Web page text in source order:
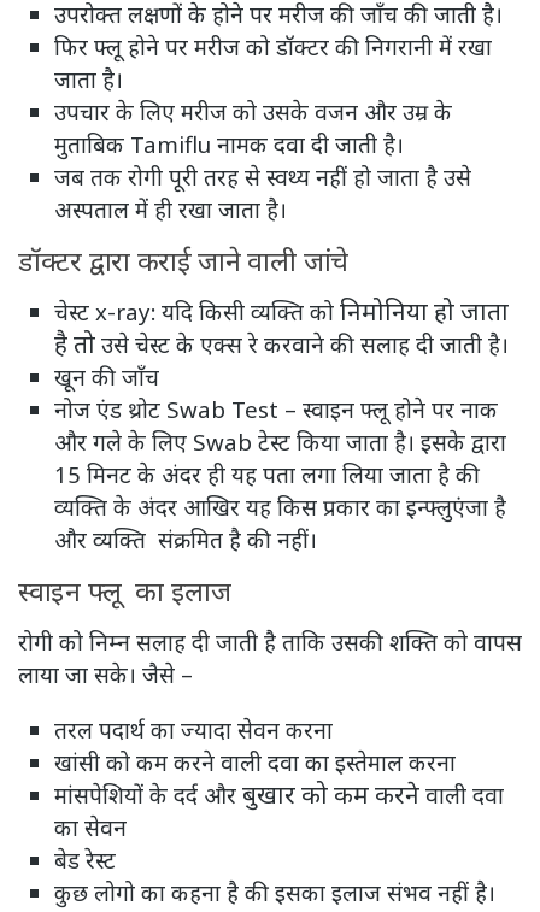
उपरोक्त लक्षणों के होने पर मरीज की जाँच की जाती है।
फिर फ्लू होने पर मरीज को डॉक्टर की निगरानी में रखा
जाता है।
उपचार के लिए मरीज को उसके वजन और उम्र के
मुताबिक Tamiflu नामक दवा दी जाती है।
जब तक रोगी पूरी तरह से स्वथ्य नहीं हो जाता है उसे
अस्पताल में ही रखा जाता है।
डॉक्टर द्वारा कराई जाने वाली जांचे
चेस्ट x-ray: यदि किसी व्यक्ति को निमोनिया हो जाता
है तो उसे चेस्ट के एक्स रे करवाने की सलाह दी जाती है।
खून की जाँच
नोज एंड थ्रोट Swab Test – स्वाइन फ्लू होने पर नाक
और गले के लिए Swab टेस्ट किया जाता है। इसके द्वारा
15 मिनट के अंदर ही यह पता लगा लिया जाता है की
व्यक्ति के अंदर आखिर यह किस प्रकार का इन्फ्लुएंजा है
और व्यक्ति संक्रमित है की नहीं।
स्वाइन फ्लू का इलाज
रोगी को निम्न सलाह दी जाती है ताकि उसकी शक्ति को वापस
लाया जा सके। जैसे –
तरल पदार्थ का ज्यादा सेवन करना
खांसी को कम करने वाली दवा का इस्तेमाल करना
मांसपेशियों के दर्द और बुखार को कम करने वाली दवा
का सेवन
बेड रेस्ट
कुछ लोगो का कहना है की इसका इलाज संभव नहीं है।